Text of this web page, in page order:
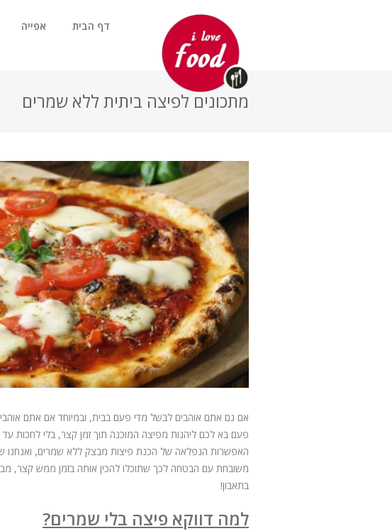
דף הבית אפייה
מתכונים לפיצה ביתית ללא שמרים
אם גם אתם אוהבים לבשל מדי פעם בבית, ובמיוחד אם אתם
פעם בא לכם ליהנות מפיצה המוכנה תוך זמן קצר, בלי לחכות
האפשרות הנפלאה של הכנת פיצות מבצק ללא שמרים, ואנחנו
משובחת עם הבטחה לכך שתוכלו להכין אותה בזמן ממש קצר,
בתאבון!
למה דווקא פיצה בלי שמרים?